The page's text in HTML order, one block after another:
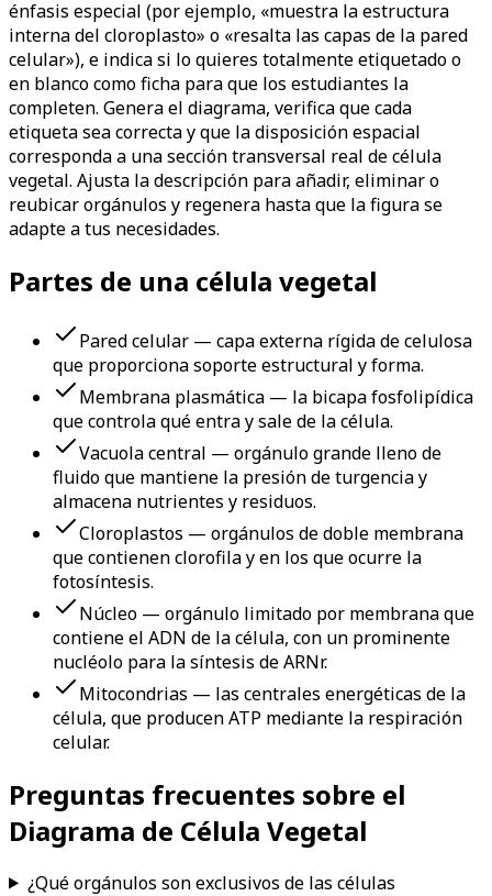
énfasis especial (por ejemplo, «muestra la estructura
interna del cloroplasto» o «resalta las capas de la pared
celular»), e indica si lo quieres totalmente etiquetado o
en blanco como ficha para que los estudiantes la
completen. Genera el diagrama, verifica que cada
etiqueta sea correcta y que la disposición espacial
corresponda a una sección transversal real de célula
vegetal. Ajusta la descripción para añadir, eliminar o
reubicar orgánulos y regenera hasta que la figura se
adapte a tus necesidades.
Partes de una célula vegetal
Pared celular — capa externa rígida de celulosa
que proporciona soporte estructural y forma.
Membrana plasmática — la bicapa fosfolipídica
que controla qué entra y sale de la célula.
Vacuola central — orgánulo grande lleno de
fluido que mantiene la presión de turgencia y
almacena nutrientes y residuos.
Cloroplastos — orgánulos de doble membrana
que contienen clorofila y en los que ocurre la
fotosíntesis.
Núcleo — orgánulo limitado por membrana que
contiene el ADN de la célula, con un prominente
nucléolo para la síntesis de ARNr.
Mitocondrias — las centrales energéticas de la
célula, que producen ATP mediante la respiración
celular.
Preguntas frecuentes sobre el
Diagrama de Célula Vegetal
¿Qué orgánulos son exclusivos de las células